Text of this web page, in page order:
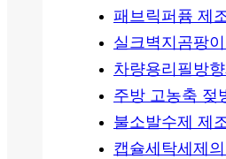
패브릭퍼퓸 제
실크벽지곰팡
차량용리필방
주방 고농축 젖
불소발수제 제
캡슐세탁세제